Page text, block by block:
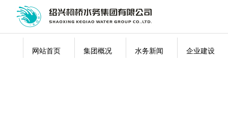
网站首页 集团概况 水务新闻 企业建设